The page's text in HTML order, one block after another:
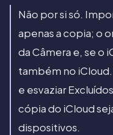
Não por si só.
apenas a copia; o
da Câmera e, se o
também no
e esvaziar
cópia do iCloud
dispositivos.